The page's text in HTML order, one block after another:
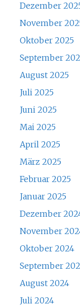
Dezember
November
Oktober 2025
September
August 2025
Juli 2025
Juni 2025
Mai 2025
April 2025
März 2025
Februar 2025
Januar 2025
Dezember
November
Oktober 2024
September
August 2024
Juli 2024